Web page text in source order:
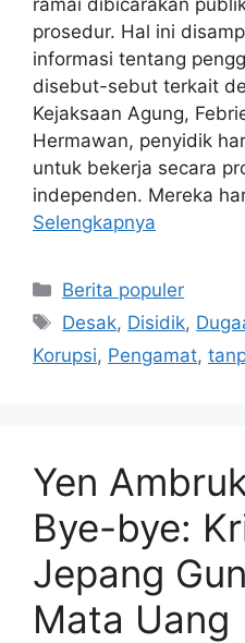
prosedur. Hal ini
informasi tentang
disebut-sebut terkait
Kejaksaan Agung,
Hermawan, penyidik
untuk bekerja secara
independen. Mereka
Selengkapnya
Kategori
Berita populer
Tag
Desak, Disidik,
Korupsi, Pengamat,
Yen
Bye-bye:
Jepang
Mata Uang